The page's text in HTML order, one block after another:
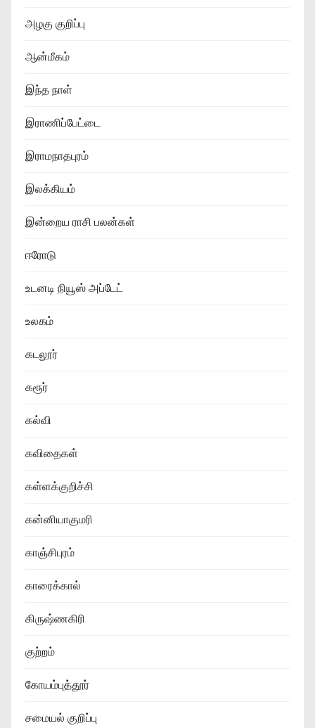
அழகு குறிப்பு
ஆன்மீகம்
இந்த நாள்
இராணிப்பேட்டை
இராமநாதபுரம்
இலக்கியம்
இன்றைய ராசி பலன்கள்
ஈரோடு
உடனடி நியூஸ் அப்டேட்
உலகம்
கடலூர்
கரூர்
கல்வி
கவிதைகள்
கள்ளக்குறிச்சி
கன்னியாகுமரி
காஞ்சிபுரம்
காரைக்கால்
கிருஷ்ணகிரி
குற்றம்
கோயம்புத்தூர்
சமையல் குறிப்பு